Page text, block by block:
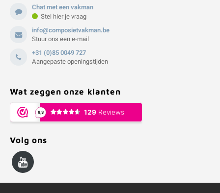
Chat met een vakman
Stel hier je vraag
info@composietvakman.be
Stuur ons een e-mail
+31 (0)85 0049 727
Aangepaste openingstijden
Wat zeggen onze klanten
Volg ons